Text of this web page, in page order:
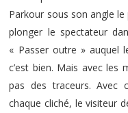
Parkour sous son angle
plonger le spectateur
« Passer outre » auquel
c’est bien. Mais avec les
pas des traceurs. Avec
chaque cliché, le visiteur